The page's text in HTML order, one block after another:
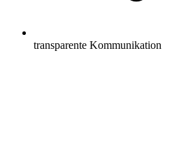
transparente Kommunikation